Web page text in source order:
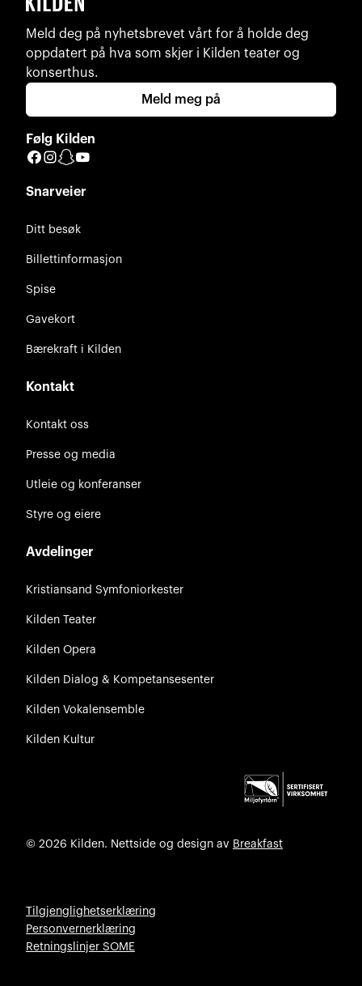
Meld deg på nyhetsbrevet vårt for å holde deg
oppdatert på hva som skjer i Kilden teater og
konserthus.
Meld meg på
Følg Kilden
Facebook
Instagram
Snapchat
Snarveier
Ditt besøk
Billettinformasjon
Spise
Gavekort
Bærekraft i Kilden
Kontakt
Kontakt oss
Presse og media
Utleie og konferanser
Styre og eiere
Avdelinger
Kristiansand Symfoniorkester
Kilden Teater
Kilden Opera
Kilden Dialog & Kompetansesenter
Kilden Vokalensemble
Kilden Kultur
© 2026 Kilden. Nettside og design av Breakfast
Tilgjenglighetserklæring
Personvernerklæring
Retningslinjer SOME